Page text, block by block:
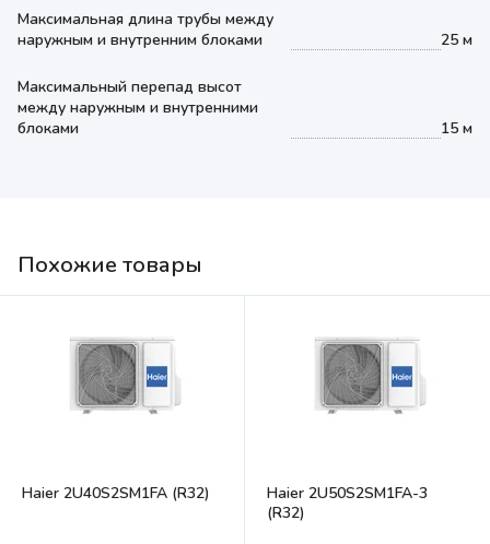
Максимальная длина трубы между
наружным и внутренним блоками
25 м
Максимальный перепад высот
между наружным и внутренними
блоками
15 м
Похожие товары
Haier 2U40S2SM1FA (R32)
Haier 2U50S2SM1FA-3
(R32)